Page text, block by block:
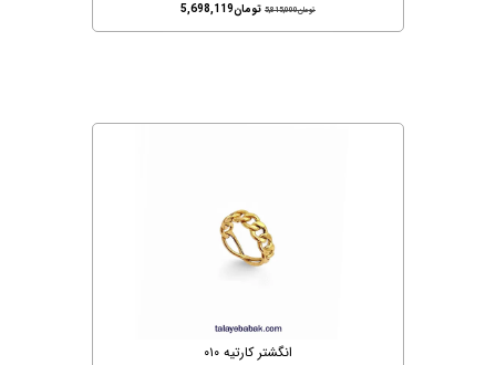
تومان5,815,000 تومان5,698,119
انگشتر کارتیه ۰۱۰